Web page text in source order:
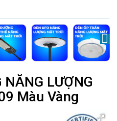
NĂNG LƯỢNG
Màu Vàng